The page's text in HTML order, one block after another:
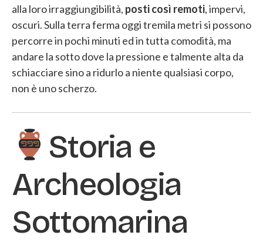
alla loro irraggiungibilità, posti così remoti, impervi,
oscuri. Sulla terra ferma oggi tremila metri si possono
percorre in pochi minuti ed in tutta comodità, ma
andare la sotto dove la pressione e talmente alta da
schiacciare sino a ridurlo a niente qualsiasi corpo,
non è uno scherzo.
Storia e
Archeologia
Sottomarina